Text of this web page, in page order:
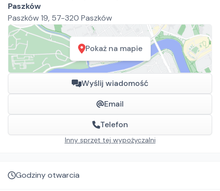
Paszków
Paszków 19, 57-320 Paszków
Pokaż na mapie
Wyślij wiadomość
Email
Telefon
Inny sprzęt tej wypożyczalni
Godziny otwarcia